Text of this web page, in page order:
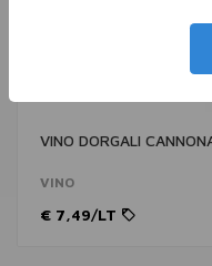
VINO DORGALI
VINO
€ 7,49/LT